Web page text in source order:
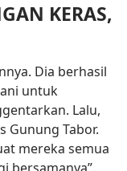
KERAS,
Dia berhasil
untuk
Lalu,
Gunung Tabor.
mereka semua